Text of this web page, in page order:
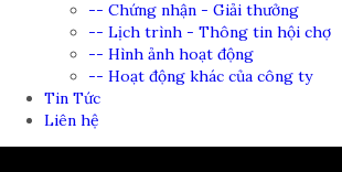
-- Chứng nhận - Giải thưởng
-- Lịch trình - Thông tin hội chợ
-- Hình ảnh hoạt động
-- Hoạt động khác của công ty
Tin Tức
Liên hệ